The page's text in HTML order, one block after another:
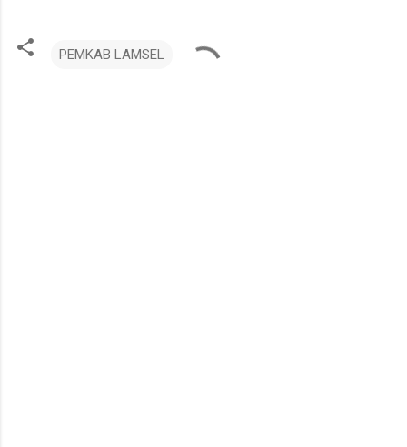
PEMKAB LAMSEL